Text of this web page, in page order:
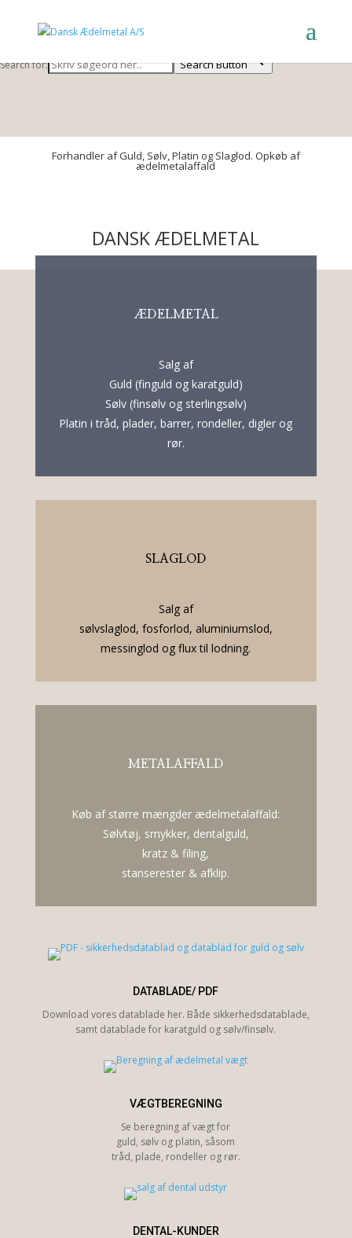
Search for:
Search for: Search Button
Forhandler af Guld, Sølv, Platin og Slaglod. Opkøb af
ædelmetalaffald
DANSK ÆDELMETAL
ÆDELMETAL
Salg af
Guld (finguld og karatguld)
Sølv (finsølv og sterlingsølv)
Platin i tråd, plader, barrer, rondeller, digler og
rør.
SLAGLOD
Salg af
sølvslaglod, fosforlod, aluminiumslod,
messinglod og flux til lodning.
METALAFFALD
Køb af større mængder ædelmetalaffald:
Sølvtøj, smykker, dentalguld,
kratz & filing,
stanserester & afklip.
DATABLADE/ PDF
Download vores datablade her. Både sikkerhedsdatablade,
samt datablade for karatguld og sølv/finsølv.
VÆGTBEREGNING
Se beregning af vægt for
guld, sølv og platin, såsom
tråd, plade, rondeller og rør.
DENTAL-KUNDER